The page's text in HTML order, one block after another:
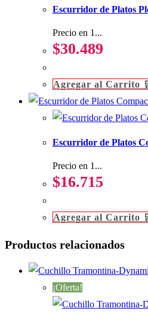
Escurridor de Platos
Precio en 1...
$30.489
Agregar al Carrito
Escurridor de Platos
Precio en 1...
$16.715
Agregar al Carrito
Productos relacionados
¡Oferta!